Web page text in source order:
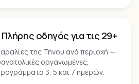
οδηγός για τις 29+
της Τήνου ανά περιοχή —
οργανωμένες,
3, 5 και 7 ημερών.